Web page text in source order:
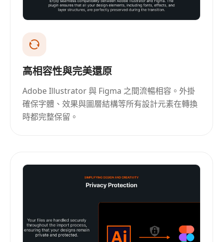
高相容性與完美還原
Adobe Illustrator 與 Figma 之間流暢相容。外掛
確保字體、效果與圖層結構等所有設計元素在轉換
時都完整保留。